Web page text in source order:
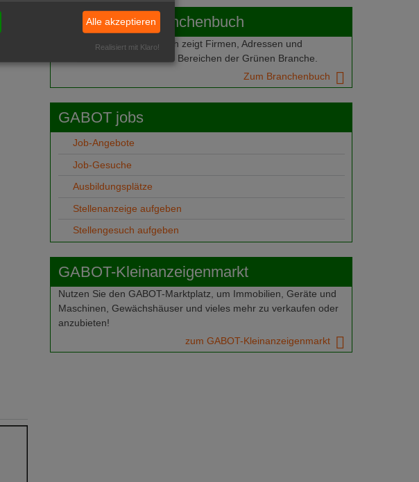
Das GABOT-Branchenbuch
Das GABOT-Branchenbuch zeigt Firmen, Adressen und
Telefonnummern aus allen Bereichen der Grünen Branche.
Zum Branchenbuch
GABOT jobs
Job-Angebote
Job-Gesuche
Ausbildungsplätze
Stellenanzeige aufgeben
Stellengesuch aufgeben
GABOT-Kleinanzeigenmarkt
Nutzen Sie den GABOT-Marktplatz, um Immobilien, Geräte und
Maschinen, Gewächshäuser und vieles mehr zu verkaufen oder
anzubieten!
zum GABOT-Kleinanzeigenmarkt
Alle akzeptieren
Realisiert mit Klaro!